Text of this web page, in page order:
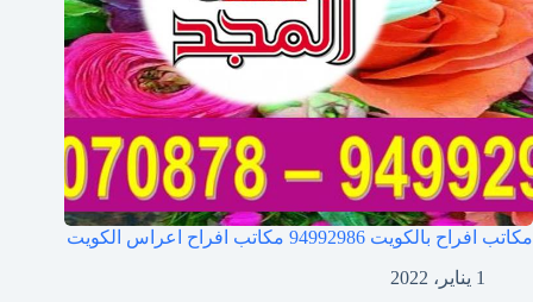
مكاتب افراح بالكويت 94992986 مكاتب افراح اعراس الكويت
1 يناير، 2022